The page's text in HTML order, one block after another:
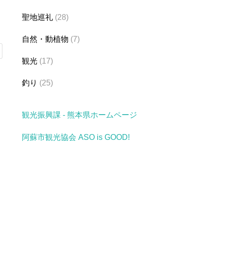
聖地巡礼 (28)
自然・動植物 (7)
観光 (17)
釣り (25)
観光振興課 - 熊本県ホームページ
阿蘇市観光協会 ASO is GOOD!